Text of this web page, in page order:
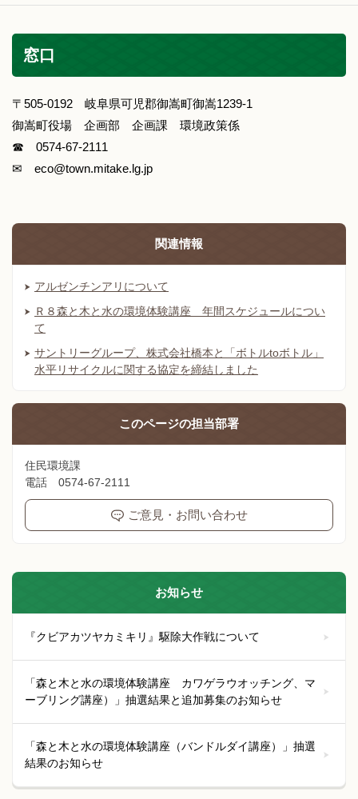
窓口
〒505-0192 岐阜県可児郡御嵩町御嵩1239‐1
御嵩町役場 企画部 企画課 環境政策係
☎ 0574‐67‐2111
✉ eco@town.mitake.lg.jp
関連情報
アルゼンチンアリについて
Ｒ８森と木と水の環境体験講座 年間スケジュールについ
て
サントリーグループ、株式会社橋本と「ボトルtoボトル」
水平リサイクルに関する協定を締結しました
このページの担当部署
住民環境課
電話 0574-67-2111
ご意見・お問い合わせ
お知らせ
『クビアカツヤカミキリ』駆除大作戦について
「森と木と水の環境体験講座 カワゲラウオッチング、マ
ーブリング講座）」抽選結果と追加募集のお知らせ
「森と木と水の環境体験講座（バンドルダイ講座）」抽選
結果のお知らせ